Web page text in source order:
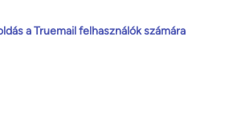
a Truemail felhasználók számára